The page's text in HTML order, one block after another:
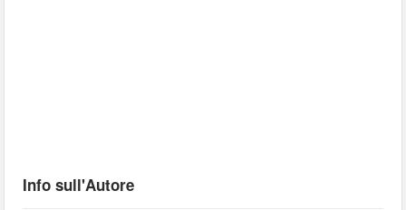
Info sull'Autore